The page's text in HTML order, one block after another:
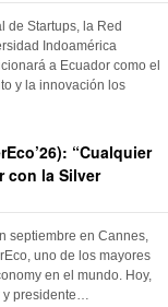
de Startups, la Red
Indoamérica
a Ecuador como el
y la innovación los
“Cualquier
con la Silver
septiembre en Cannes,
uno de los mayores
en el mundo. Hoy,
presidente…